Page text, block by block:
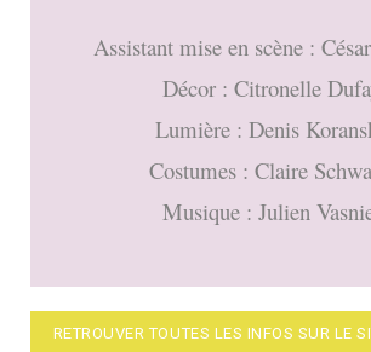
Assistant mise en scène :
Décor : Citronelle
Lumière : Denis
Costumes : Claire
Musique : Julien
RETROUVER TOUTES LES INFOS SUR LE